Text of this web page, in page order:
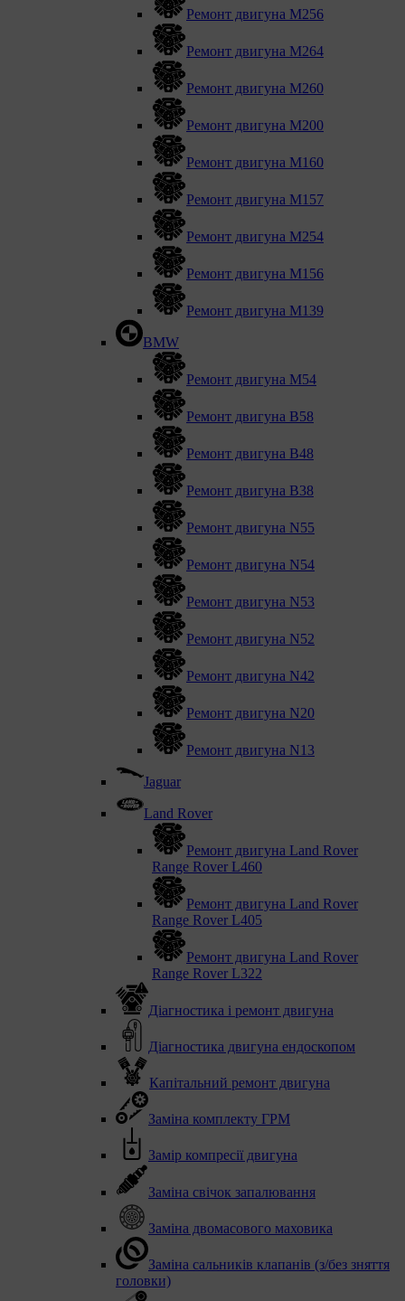
Ремонт двигуна М256
Ремонт двигуна М264
Ремонт двигуна М260
Ремонт двигуна M200
Ремонт двигуна М160
Ремонт двигуна М157
Ремонт двигуна М254
Ремонт двигуна М156
Ремонт двигуна M139
BMW
Ремонт двигуна М54
Ремонт двигуна B58
Ремонт двигуна В48
Ремонт двигуна В38
Ремонт двигуна N55
Ремонт двигуна N54
Ремонт двигуна N53
Ремонт двигуна N52
Ремонт двигуна N42
Ремонт двигуна N20
Ремонт двигуна N13
Jaguar
Land Rover
Ремонт двигуна Land Rover
Range Rover L460
Ремонт двигуна Land Rover
Range Rover L405
Ремонт двигуна Land Rover
Range Rover L322
Діагностика і ремонт двигуна
Діагностика двигуна ендоскопом
Капітальний ремонт двигуна
Заміна комплекту ГРМ
Замір компресії двигуна
Заміна свічок запалювання
Заміна двомасового маховика
Заміна сальників клапанів (з/без зняття
головки)